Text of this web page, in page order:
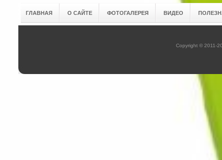
ГЛАВНАЯ О САЙТЕ ФОТОГАЛЕРЕЯ ВИДЕО
Copyright © 2011-